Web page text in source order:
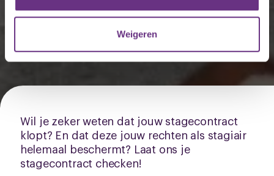
informatie die u aan ze heeft verstrekt of die ze hebben
verzameld op basis van uw gebruik van hun services.
U kunt uw toestemming op elk moment wijzigen of
Weigeren
App ons je vraag
Check de instructies
Wil je zeker weten dat jouw stagecontract
klopt? En dat deze jouw rechten als stagiair
helemaal beschermt? Laat ons je
stagecontract checken!